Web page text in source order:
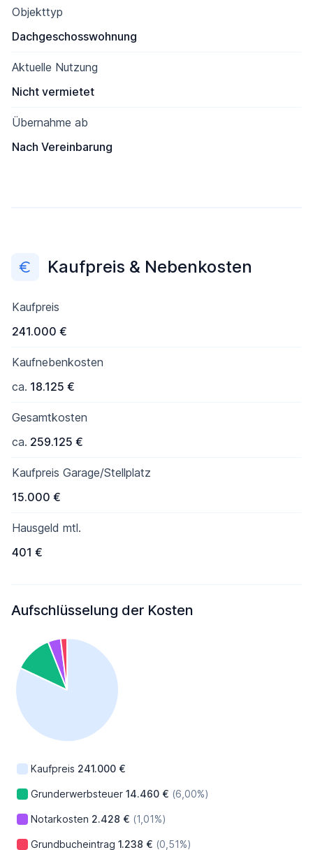
Objekttyp
Dachgeschosswohnung
Aktuelle Nutzung
Nicht vermietet
Übernahme ab
Nach Vereinbarung
Kaufpreis & Nebenkosten
Kaufpreis
241.000 €
Kaufnebenkosten
ca. 18.125 €
Gesamtkosten
ca. 259.125 €
Kaufpreis Garage/Stellplatz
15.000 €
Hausgeld mtl.
401 €
Aufschlüsselung der Kosten
Kaufpreis 241.000 €
Grunderwerbsteuer 14.460 € (6,00%)
Notarkosten 2.428 € (1,01%)
Grundbucheintrag 1.238 € (0,51%)